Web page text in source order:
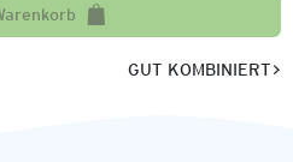
GUT KOMBINIERT